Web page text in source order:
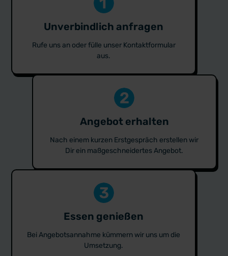
Unverbindlich anfragen
Rufe uns an oder fülle unser Kontaktformular
aus.
Angebot erhalten
Nach einem kurzen Erstgespräch erstellen wir
Dir ein maßgeschneidertes Angebot.
Essen genießen
Bei Angebotsannahme kümmern wir uns um die
Umsetzung.